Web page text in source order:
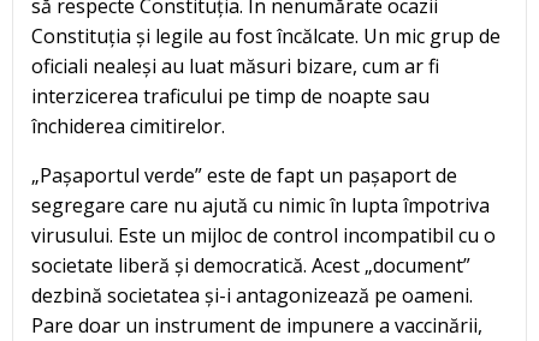
să respecte Constituția. În nenumărate ocazii
Constituția și legile au fost încălcate. Un mic grup de
oficiali nealeși au luat măsuri bizare, cum ar fi
interzicerea traficului pe timp de noapte sau
închiderea cimitirelor.
„Pașaportul verde” este de fapt un pașaport de
segregare care nu ajută cu nimic în lupta împotriva
virusului. Este un mijloc de control incompatibil cu o
societate liberă și democratică. Acest „document”
dezbină societatea și-i antagonizează pe oameni.
Pare doar un instrument de impunere a vaccinării,